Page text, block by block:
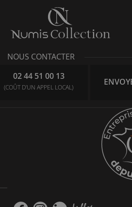
NOUS CONTACTER
02 44 51 00 13
(COÛT D'UN APPEL LOCAL)